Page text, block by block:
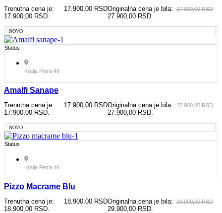
27.900,00RSD
Originalna cena je bila:
27.900,00 RSD.
17.900,00 RSD
Trenutna cena je:
17.900,00 RSD.
NOVO
Status
Kralja Petra 46
Amalfi Sanape
27.900,00RSD
Originalna cena je bila:
27.900,00 RSD.
17.900,00 RSD
Trenutna cena je:
17.900,00 RSD.
NOVO
Status
Kralja Petra 46
Pizzo Macrame Blu
29.900,00RSD
Originalna cena je bila:
29.900,00 RSD.
18.900,00 RSD
Trenutna cena je:
18.900,00 RSD.